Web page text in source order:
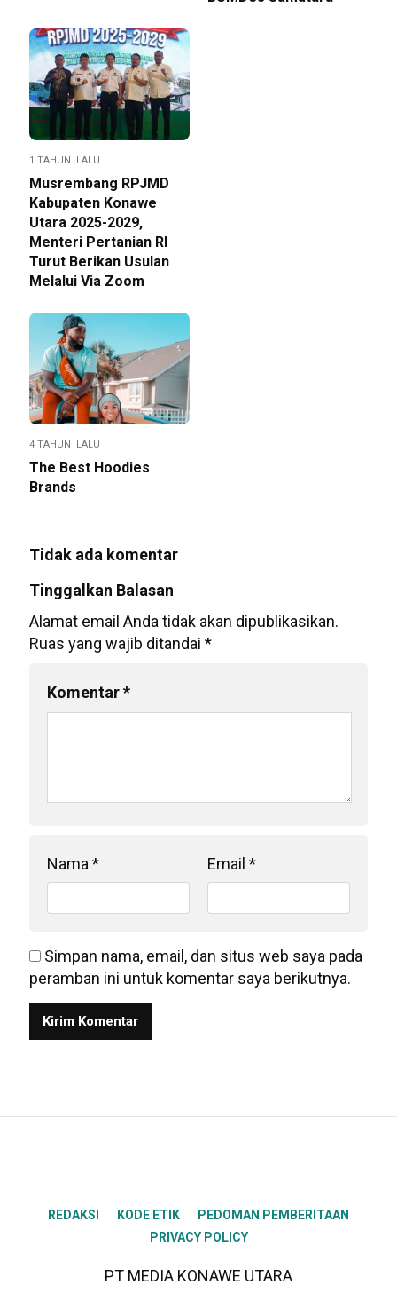
1 TAHUN LALU
Musrembang RPJMD
Kabupaten Konawe
Utara 2025-2029,
Menteri Pertanian RI
Turut Berikan Usulan
Melalui Via Zoom
4 TAHUN LALU
The Best Hoodies
Brands
Tidak ada komentar
Tinggalkan Balasan
Alamat email Anda tidak akan dipublikasikan.
Ruas yang wajib ditandai *
Komentar*
Nama* Email *
Simpan nama, email, dan situs web saya pada
peramban ini untuk komentar saya berikutnya.
REDAKSI KODE ETIK
PEDOMAN PEMBERITAAN
PRIVACY POLICY
PT MEDIA KONAWE UTARA